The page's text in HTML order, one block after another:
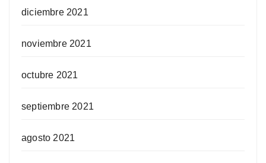
diciembre 2021
noviembre 2021
octubre 2021
septiembre 2021
agosto 2021